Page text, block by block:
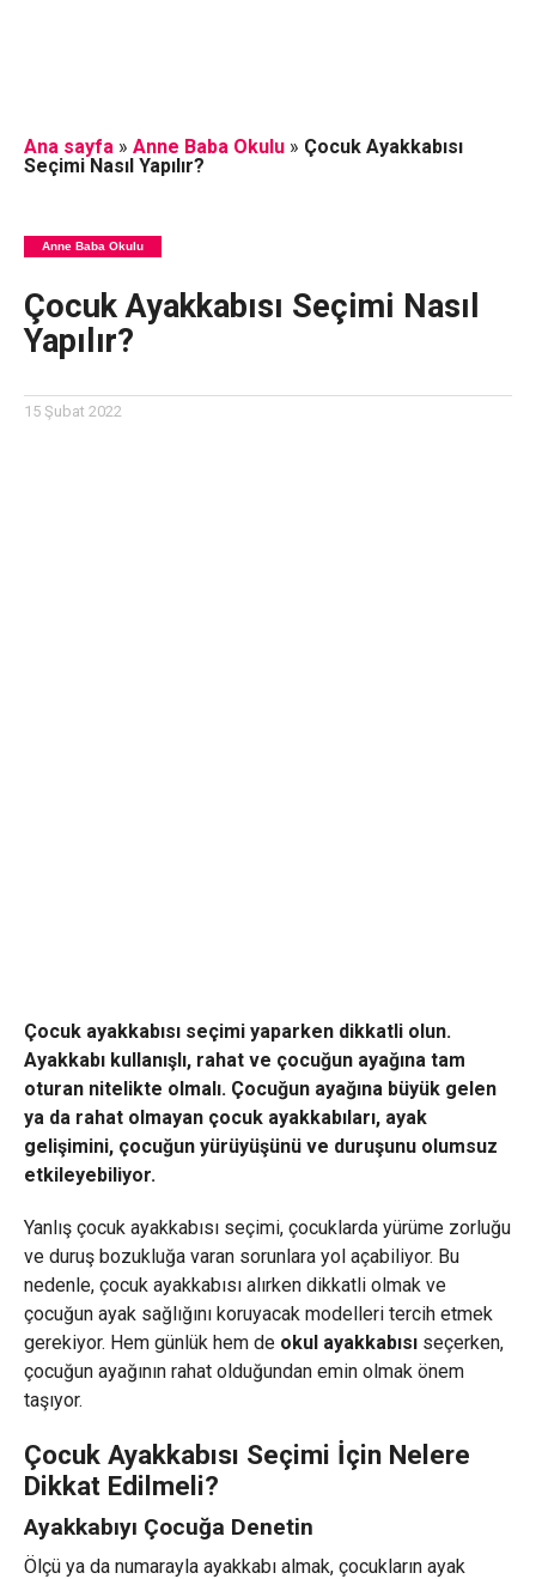
Ana sayfa» Anne Baba Okulu» Çocuk Ayakkabısı
Seçimi Nasıl Yapılır?
Anne Baba Okulu
Çocuk Ayakkabısı Seçimi Nasıl
Yapılır?
15 Şubat 2022
Çocuk ayakkabısı seçimi yaparken dikkatli olun.
Ayakkabı kullanışlı, rahat ve çocuğun ayağına tam
oturan nitelikte olmalı. Çocuğun ayağına büyük gelen
ya da rahat olmayan çocuk ayakkabıları, ayak
gelişimini, çocuğun yürüyüşünü ve duruşunu olumsuz
etkileyebiliyor.
Yanlış çocuk ayakkabısı seçimi, çocuklarda yürüme zorluğu
ve duruş bozukluğa varan sorunlara yol açabiliyor. Bu
nedenle, çocuk ayakkabısı alırken dikkatli olmak ve
çocuğun ayak sağlığını koruyacak modelleri tercih etmek
gerekiyor. Hem günlük hem de okul ayakkabısıseçerken,
çocuğun ayağının rahat olduğundan emin olmak önem
taşıyor.
Çocuk Ayakkabısı Seçimi İçin Nelere
Dikkat Edilmeli?
Ayakkabıyı Çocuğa Denetin
Ölçü ya da numarayla ayakkabı almak, çocukların ayak